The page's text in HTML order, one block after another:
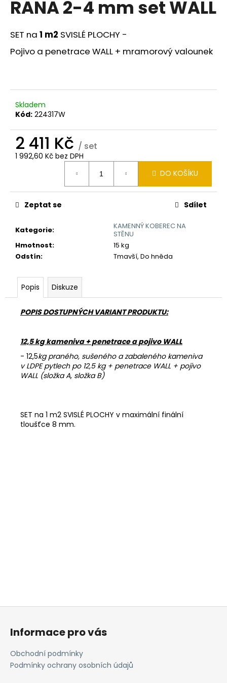
RANA 2-4 mm set WALL
SET na 1 m2 SVISLÉ PLOCHY -
Pojivo a penetrace WALL + mramorový valounek
Skladem
Kód: 224317W
2 411 Kč / set
1 992,60 Kč bez DPH
DO KOŠÍKU
Kategorie:
KAMENNÝ KOBEREC NA
STĚNU
Hmotnost:
15 kg
Odstín: Tmavší, Do hněda
Zeptat se Sdílet
Popis Diskuze
POPIS DOSTUPNÝCH VARIANT PRODUKTU:
12,5 kg kameniva + penetrace a pojivo WALL
- 12,5kg praného, sušeného a zabaleného kameniva
v LDPE pytlech po 12,5 kg + penetrace WALL + pojivo
WALL (složka A, složka B)
SET na 1 m2 SVISLÉ PLOCHY v maximální finální
tloušťce 8 mm.
a
í
t
D
o
č
u
m
POJIVO
755
Kč
Z
Informace pro vás
Obchodní podmínky
Podmínky ochrany osobních údajů